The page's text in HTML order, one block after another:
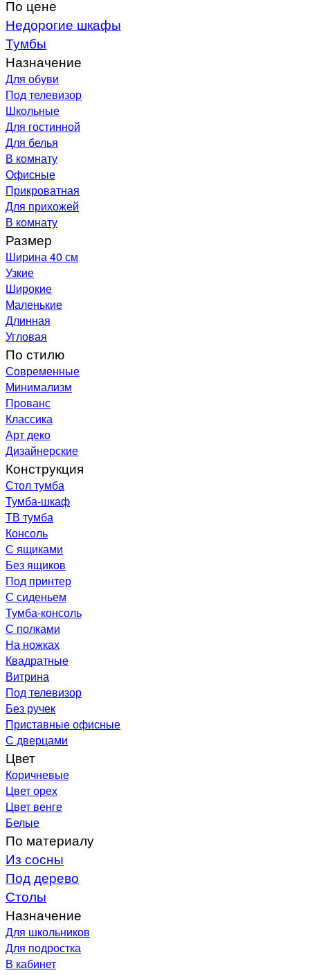
По цене
Недорогие шкафы
Тумбы
Назначение
Для обуви
Под телевизор
Школьные
Для гостинной
Для белья
В комнату
Офисные
Прикроватная
Для прихожей
В комнату
Размер
Ширина 40 см
Узкие
Широкие
Маленькие
Длинная
Угловая
По стилю
Современные
Минимализм
Прованс
Классика
Арт деко
Дизайнерские
Конструкция
Стол тумба
Тумба-шкаф
ТВ тумба
Консоль
С ящиками
Без ящиков
Под принтер
С сиденьем
Тумба-консоль
С полками
На ножках
Квадратные
Витрина
Под телевизор
Без ручек
Приставные офисные
С дверцами
Цвет
Коричневые
Цвет орех
Цвет венге
Белые
По материалу
Из сосны
Под дерево
Столы
Назначение
Для школьников
Для подростка
В кабинет